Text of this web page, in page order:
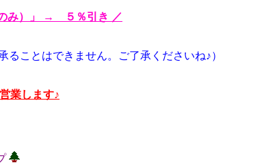
み）」 → ５％引き ／
ことはできません。ご了承くださいね♪）
業します♪